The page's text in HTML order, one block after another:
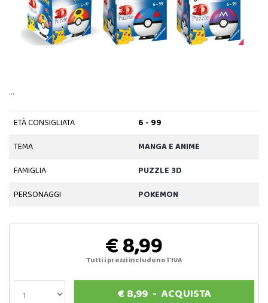
…
ETÀ CONSIGLIATA
6 - 99
TEMA
MANGA E ANIME
FAMIGLIA
PUZZLE 3D
PERSONAGGI
POKEMON
€ 8,99
Tutti i prezzi includono l'IVA
€ 8,99- ACQUISTA